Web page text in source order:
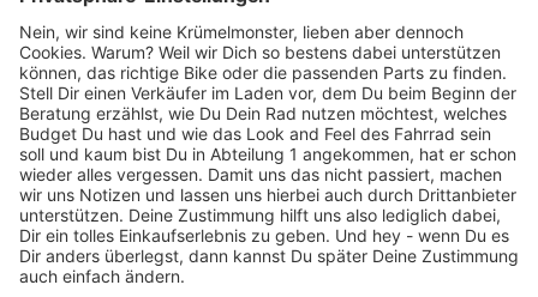
Marken-Highlights
TOP-Marken
ZAHLUNGSARTEN / RATENKAUF